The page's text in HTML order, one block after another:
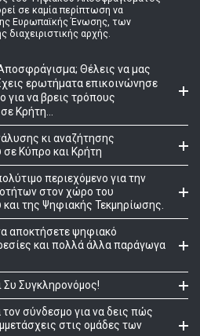
σε καμία περίπτωση να
Ευρωπαϊκής Ένωσης, των
αρχής.
Θέλεις να μας
ερωτήματα επικοινώνησε
για να βρεις τρόπους
Κρήτη...
κι αναζήτησης
σε Κύπρο και Κρήτη
περιεχόμενο για την
στον χώρο του
και της Ψηφιακής Τεκμηρίωσης.
αποκτήσετε ψηφιακό
και πολλά άλλα παράγωγα
Συ Συγκληρονόμος!
σύνδεσμο για να δεις πώς
στις ομάδες των